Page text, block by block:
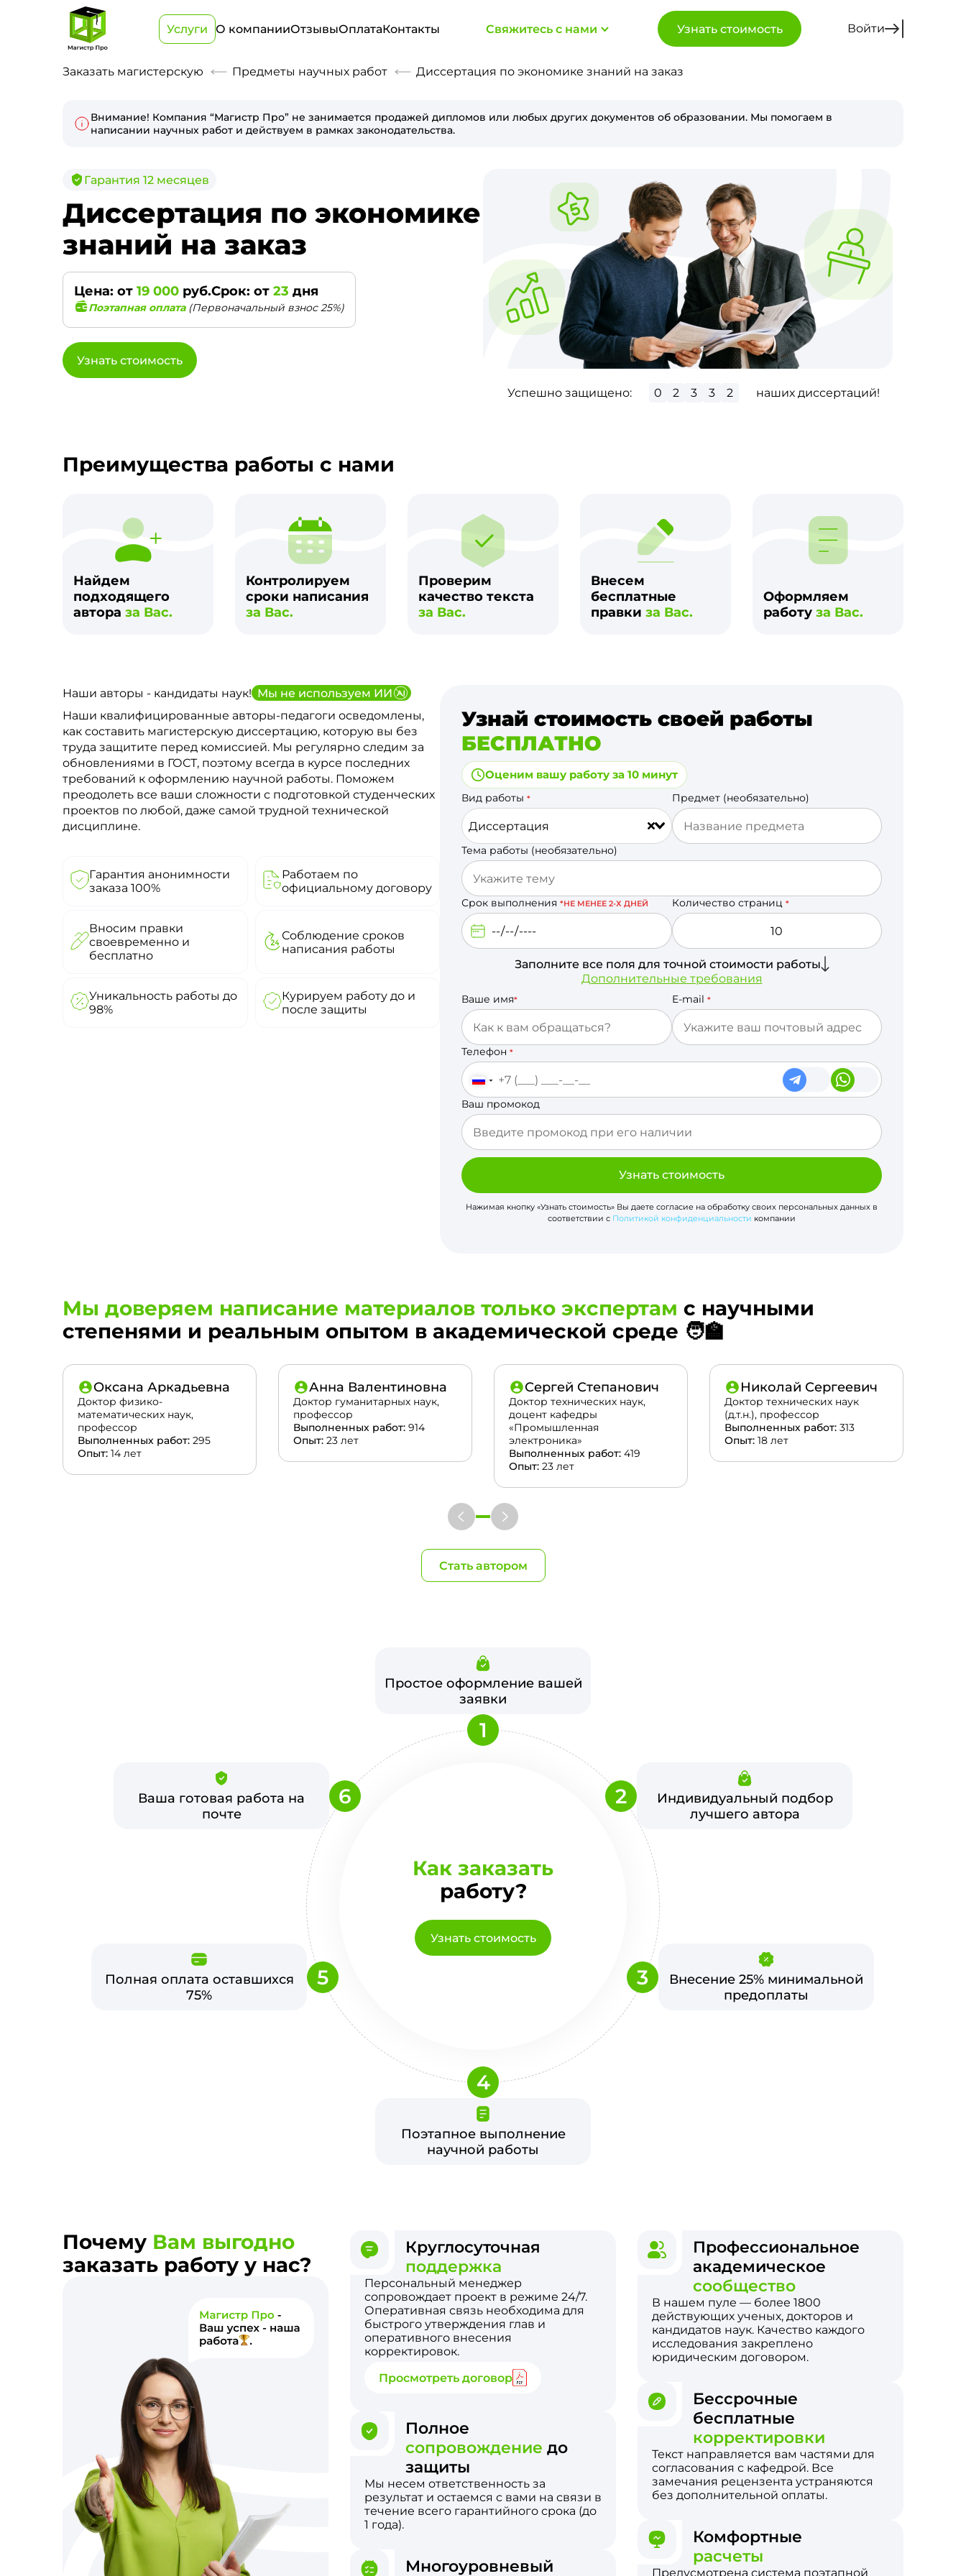
Услуги О компанииОтзывыОплатаКонтакты Свяжитесь с нами Узнать стоимость Войти
Заказать магистерскую Предметы научных работ Диссертация по экономике знаний на заказ
Внимание! Компания “Магистр Про” не занимается продажей дипломов или любых других документов об образовании. Мы помогаем в
написании научных работ и действуем в рамках законодательства.
Гарантия 12 месяцев
Диссертация по экономике
знаний на заказ
Цена: от 19 000 руб.Срок: от 23 дня
Поэтапная оплата(Первоначальный взнос 25%)
Узнать стоимость
Успешно защищено: 8
8
7
2
0 наших диссертаций!
Преимущества работы с нами
Найдем
подходящего
автора за Вас.
Контролируем
сроки написания
за Вас.
Проверим
качество текста
за Вас.
Внесем
бесплатные
правки за Вас.
Оформляем
работу за Вас.
Наши авторы - кандидаты наук! Мы не используем ИИ
Наши квалифицированные авторы-педагоги осведомлены,
как составить магистерскую диссертацию, которую вы без
труда защитите перед комиссией. Мы регулярно следим за
обновлениями в ГОСТ, поэтому всегда в курсе последних
требований к оформлению научной работы. Поможем
преодолеть все ваши сложности с подготовкой студенческих
проектов по любой, даже самой трудной технической
дисциплине.
Гарантия анонимности
заказа 100%
Работаем по
официальному договору
Вносим правки
своевременно и
бесплатно
Соблюдение сроков
написания работы
Уникальность работы до
98%
Курируем работу до и
после защиты
Узнай стоимость своей работы
БЕСПЛАТНО
Оценим вашу работу за 10 минут
Вид работы *
Диссертация
Предмет (необязательно)
Тема работы (необязательно)
Срок выполнения *НЕ МЕНЕЕ 2-Х ДНЕЙ Количество страниц *
Заполните все поля для точной стоимости работы
Дополнительные требования
Ваше имя* E-mail *
Телефон *
Ваш промокод
Узнать стоимость
Нажимая кнопку «Узнать стоимость» Вы даете согласие на обработку своих персональных данных в
соответствии с Политикой конфиденциальности компании
Мы доверяем написание материалов только экспертам с научными
степенями и реальным опытом в академической среде 🧑‍🏫
Оксана Аркадьевна
Доктор физико-
математических наук,
профессор
Выполненных работ: 295
Опыт: 14 лет
Анна Валентиновна
Доктор гуманитарных наук,
профессор
Выполненных работ: 914
Опыт: 23 лет
Сергей Степанович
Доктор технических наук,
доцент кафедры
«Промышленная
электроника»
Выполненных работ: 419
Опыт: 23 лет
Николай Сергеевич
Доктор технических наук
(д.т.н.), профессор
Выполненных работ: 313
Опыт: 18 лет
Стать автором
Как заказать
работу?
Узнать стоимость
Простое оформление вашей
заявки
1
Индивидуальный подбор
лучшего автора
2
Внесение 25% минимальной
предоплаты
3
Поэтапное выполнение
научной работы
4
Полная оплата оставшихся
75%
5
Ваша готовая работа на
почте
6
Почему Вам выгодно
заказать работу у нас?
Круглосуточная
поддержка
Персональный менеджер
сопровождает проект в режиме 24/7.
Оперативная связь необходима для
быстрого утверждения глав и
оперативного внесения
корректировок.
Просмотреть договор
Полное
сопровождение до
защиты
Мы несем ответственность за
результат и остаемся с вами на связи в
течение всего гарантийного срока (до
1 года).
Многоуровневый
Профессиональное
академическое
сообщество
В нашем пуле — более 1800
действующих ученых, докторов и
кандидатов наук. Качество каждого
исследования закреплено
юридическим договором.
Бессрочные
бесплатные
корректировки
Текст направляется вам частями для
согласования с кафедрой. Все
замечания рецензента устраняются
без дополнительной оплаты.
Комфортные
расчеты
Предусмотрена система поэтапной